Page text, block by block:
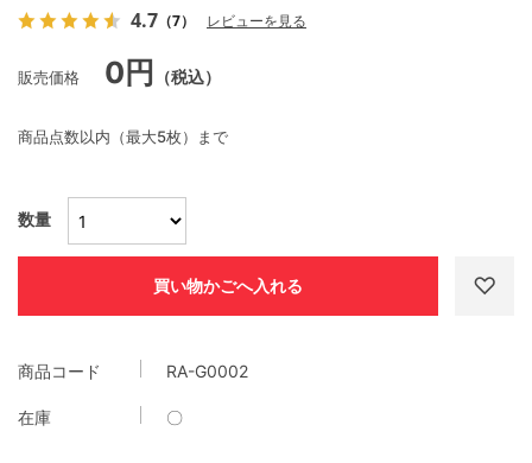
4.7 （7） レビューを見る
商品点数以内（最大5枚）まで
販売価格 0円 （税込）
数量
商品コード RA-G0002
在庫 〇